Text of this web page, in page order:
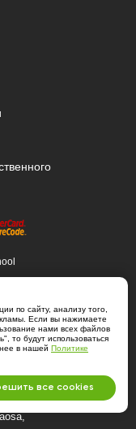
мире
по сайту, анализу того,
Если вы нажимаете
нами всех файлов
то будут использоваться
в нашей Политике
все cookies